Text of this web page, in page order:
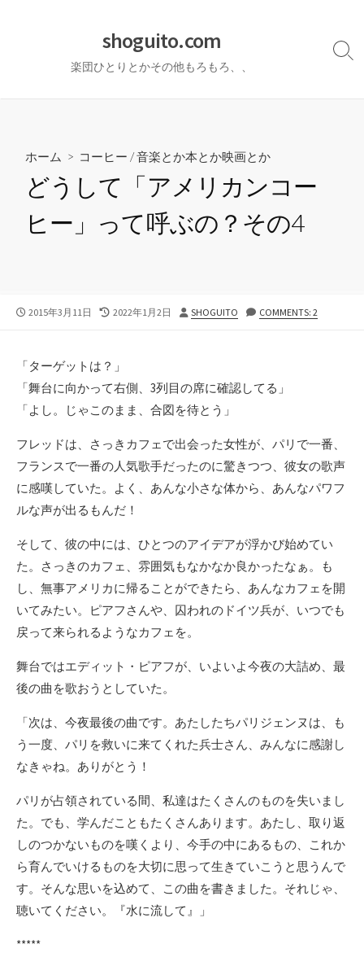
shoguito.com
楽団ひとりとかその他もろもろ、、
検
ホーム > コーヒー /音楽とか本とか映画とか
どうして「アメリカンコー
ヒー」って呼ぶの？その4
公
2015年3月11日
最
日
2022年1月2日
投
SHOGUITO COMMENTS: 2
「ターゲットは？」
「舞台に向かって右側、3列目の席に確認してる」
「よし。じゃこのまま、合図を待とう」
フレッドは、さっきカフェで出会った女性が、パリで一番、
フランスで一番の人気歌手だったのに驚きつつ、彼女の歌声
に感嘆していた。よく、あんな小さな体から、あんなパワフ
ルな声が出るもんだ！
そして、彼の中には、ひとつのアイデアが浮かび始めてい
た。さっきのカフェ、雰囲気もなかなか良かったなぁ。も
し、無事アメリカに帰ることができたら、あんなカフェを開
いてみたい。ピアフさんや、囚われのドイツ兵が、いつでも
戻って来られるようなカフェを。
舞台ではエディット・ピアフが、いよいよ今夜の大詰め、最
後の曲を歌おうとしていた。
「次は、今夜最後の曲です。あたしたちパリジェンヌは、も
う一度、パリを救いに来てくれた兵士さん、みんなに感謝し
なきゃね。ありがとう！
パリが占領されている間、私達はたくさんのものを失いまし
た。でも、学んだこともたくさんあります。あたし、取り返
しのつかないものを嘆くより、今手の中にあるもの、これか
ら育んでいけるものを大切に思って生きていこうと思うんで
す。そんな思いを込めて、この曲を書きました。それじゃ、
聴いてください。『水に流して』」
*****